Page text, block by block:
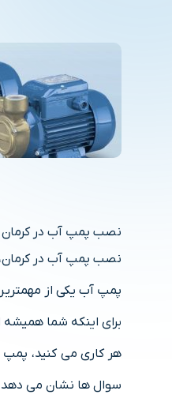
نصب پمپ آب در کرمان
نصب پمپ آب در
پمپ آب یکی از
برای اینکه شما
هر کاری می کنید،
سوال ها نشان می دهد